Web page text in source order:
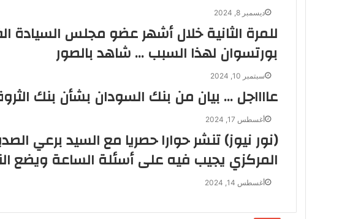
ديسمبر 8, 2024
للمرة الثانية خلال أشهر عضو مجلس السيادة
بورتسوان لهذا السبب … شاهد بالصور
سبتمبر 10, 2024
عااااجل … بيان من بنك السودان بشأن بنك
أغسطس 17, 2024
(نور نيوز) تنشر حوارا حصريا مع السيد برعي
المركزي يجيب فيه على أسئلة الساعة ويضع
أغسطس 14, 2024